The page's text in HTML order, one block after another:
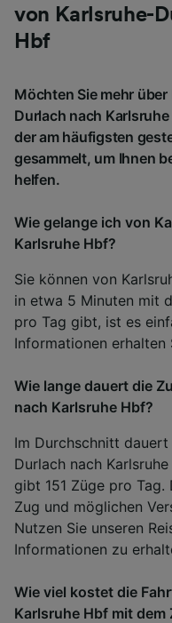
von Karlsruhe-
Hbf
Möchten Sie mehr
Durlach nach
der am häufigsten
gesammelt, um Ihnen
helfen.
Wie gelange ich von
Karlsruhe Hbf?
Sie können von
in etwa 5 Minuten mit
pro Tag gibt, ist es
Informationen erhalten
Wie lange dauert die
nach Karlsruhe Hbf?
Im Durchschnitt
Durlach nach
gibt 151 Züge pro Tag.
Zug und möglichen
Nutzen Sie unseren
Informationen zu
Wie viel kostet die
Karlsruhe Hbf mit dem